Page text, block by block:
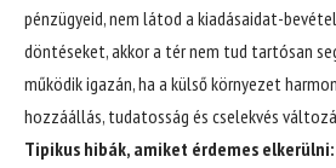
pénzügyeid, nem látod a kiadásaidat-
döntéseket, akkor a tér nem tud tartósan
működik igazán, ha a külső környezet
hozzáállás, tudatosság és cselekvés
Tipikus hibák, amiket érdemes elkerülni: